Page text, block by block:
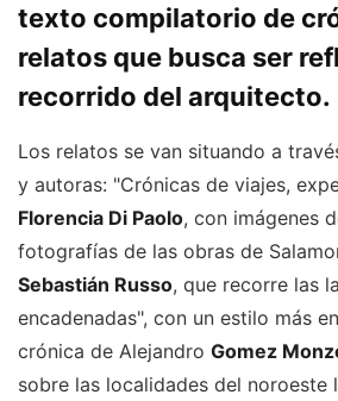
texto compilatorio de
relatos que busca ser
recorrido del arquitecto.
Los relatos se van situando a
y autoras: "Crónicas de viajes,
Florencia Di Paolo, con imágenes
fotografías de las obras de
Sebastián Russo, que recorre las
encadenadas", con un estilo más
crónica de Alejandro Gomez
sobre las localidades del noroeste